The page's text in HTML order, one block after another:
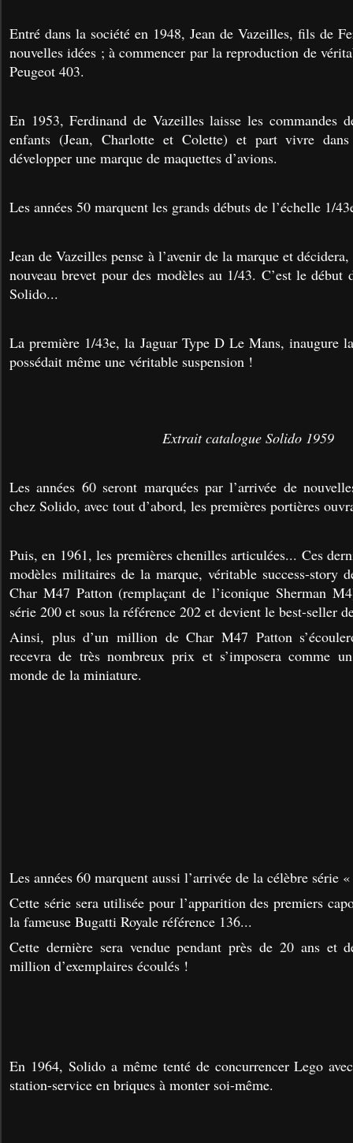
Entré dans la société en 1948, Jean de Vazeilles, fils de
nouvelles idées ; à commencer par la reproduction de
Peugeot 403.
En 1953, Ferdinand de Vazeilles laisse les commandes
enfants (Jean, Charlotte et Colette) et part vivre
développer une marque de maquettes d’avions.
Les années 50 marquent les grands débuts de l’échelle 1/
Jean de Vazeilles pense à l’avenir de la marque et
nouveau brevet pour des modèles au 1/43. C’est le début
Solido...
La première 1/43e, la Jaguar Type D Le Mans, inaugure
possédait même une véritable suspension !
Extrait catalogue Solido 1959
Les années 60 seront marquées par l’arrivée de
chez Solido, avec tout d’abord, les premières portières
Puis, en 1961, les premières chenilles articulées... Ces
modèles militaires de la marque, véritable success-story
Char M47 Patton (remplaçant de l’iconique Sherman
série 200 et sous la référence 202 et devient le best-seller
Ainsi, plus d’un million de Char M47 Patton
recevra de très nombreux prix et s’imposera comme
monde de la miniature.
Les années 60 marquent aussi l’arrivée de la célèbre série
Cette série sera utilisée pour l’apparition des premiers
la fameuse Bugatti Royale référence 136...
Cette dernière sera vendue pendant près de 20 ans et
million d’exemplaires écoulés !
En 1964, Solido a même tenté de concurrencer Lego
station-service en briques à monter soi-même.